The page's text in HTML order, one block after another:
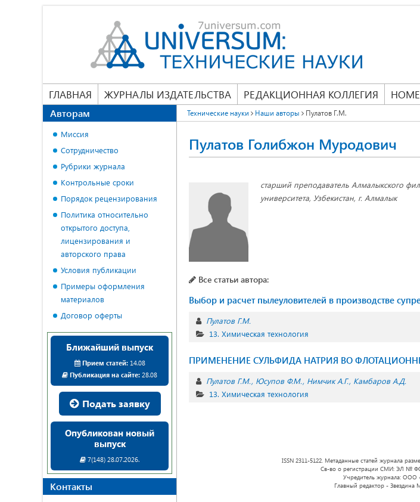
ГЛАВНАЯ ЖУРНАЛЫ ИЗДАТЕЛЬСТВА РЕДАКЦИОННАЯ КОЛЛЕГИЯ
Технические науки Наши авторы Пулатов Г.М.
Пулатов Голибжон Муродович
старший преподаватель Алмалыкского
университета, Узбекистан, г. Алмалык
Все статьи автора:
Выбор и расчет пылеуловителей в производстве
Пулатов Г.М.
13. Химическая технология
ПРИМЕНЕНИЕ СУЛЬФИДА НАТРИЯ ВО
Пулатов Г.М. Юсупов Ф.М. Нимчик А.Г. Камбаров А.Д.
13. Химическая технология
ISSN 2311-5122. Метаданные статей журнала
Св-во о регистрации СМИ: ЭЛ №
Учредитель журнала: ООО
Главный редактор -
Авторам
Миссия
Сотрудничество
Рубрики журнала
Контрольные сроки
Порядок рецензирования
Политика относительно
открытого доступа,
лицензирования и
авторского права
Условия публикации
Примеры оформления
материалов
Договор оферты
Ближайший выпуск
Прием статей:14.08
Публикация на сайте: 28.08
Подать заявку
Опубликован новый
выпуск
7(148) 28.07.2026.
Контакты